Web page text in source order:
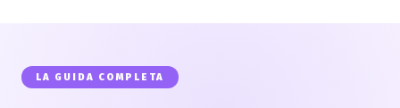
LA GUIDA COMPLETA